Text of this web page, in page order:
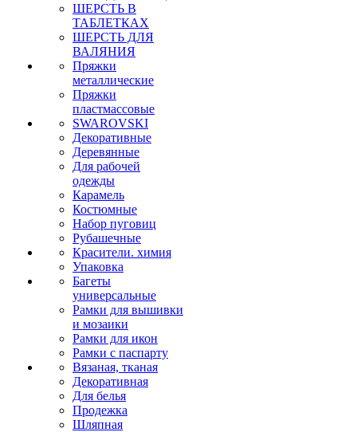
ШЕРСТЬ В
ТАБЛЕТКАХ
ШЕРСТЬ ДЛЯ
ВАЛЯНИЯ
Пряжки
металлические
Пряжки
пластмассовые
SWAROVSKI
Декоративные
Деревянные
Для рабочей
одежды
Карамель
Костюмные
Набор пуговиц
Рубашечные
Красители. химия
Упаковка
Багеты
универсальные
Рамки для вышивки
и мозаики
Рамки для икон
Рамки с паспарту
Вязаная, тканая
Декоративная
Для белья
Продежка
Шляпная